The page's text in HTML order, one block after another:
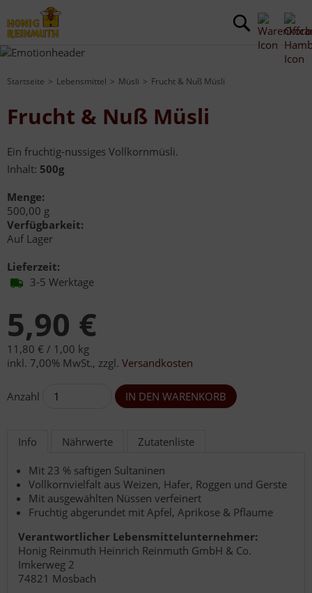
Startseite Lebensmittel Müsli Frucht & Nuß Müsli
Frucht & Nuß Müsli
Ein fruchtig-nussiges Vollkornmüsli.
Inhalt: 500g
Menge:
500,00 g
Verfügbarkeit:
Auf Lager
Lieferzeit:
3-5 Werktage
5,90 €
11,80 € / 1,00 kg
inkl. 7,00% MwSt., zzgl. Versandkosten
Anzahl
Info Nährwerte Zutatenliste
Mit 23 % saftigen Sultaninen
Vollkornvielfalt aus Weizen, Hafer, Roggen und Gerste
Mit ausgewählten Nüssen verfeinert
Fruchtig abgerundet mit Apfel, Aprikose & Pflaume
Verantwortlicher Lebensmittelunternehmer:
Honig Reinmuth Heinrich Reinmuth GmbH & Co.
Imkerweg 2
74821 Mosbach